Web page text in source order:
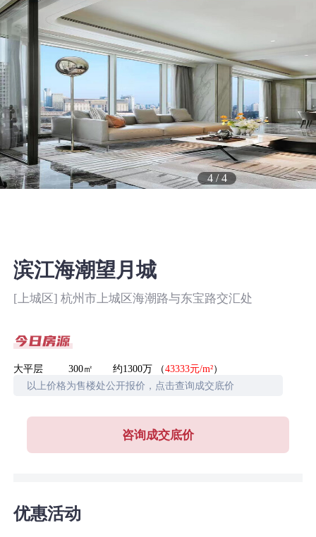
4/4
滨江海潮望月城
[上城区] 杭州市上城区海潮路与东宝路交汇处
大平层 300㎡ 约1300万 （43333元/m²）
以上价格为售楼处公开报价，点击查询成交底价
咨询成交底价
优惠活动